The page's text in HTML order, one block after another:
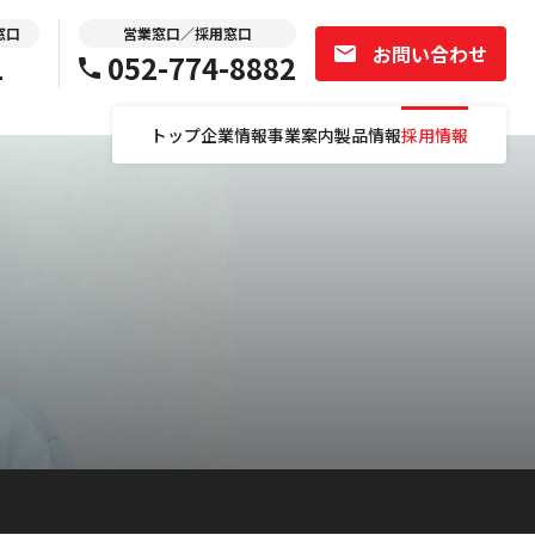
トップ企業情報事業案内製品情報採用情報
口 営業窓口／採用窓口
052-774-8882 お問い合わせ